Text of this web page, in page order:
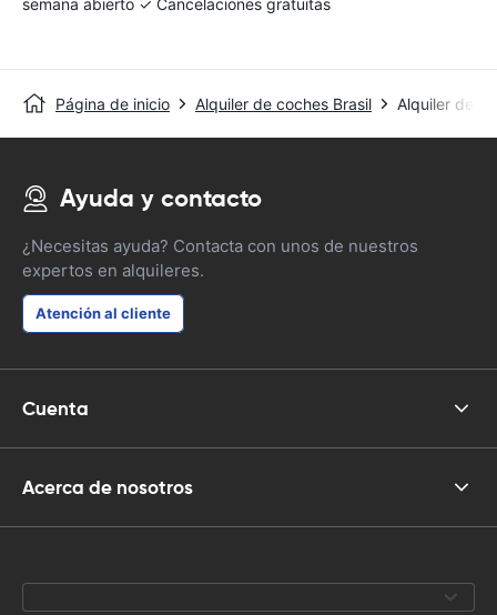
semana abierto ✓ Cancelaciones gratuitas
Página de inicio Alquiler de coches Brasil Alquiler de
Ayuda y contacto
¿Necesitas ayuda? Contacta con unos de nuestros
expertos en alquileres.
Atención al cliente
Cuenta
Acerca de nosotros